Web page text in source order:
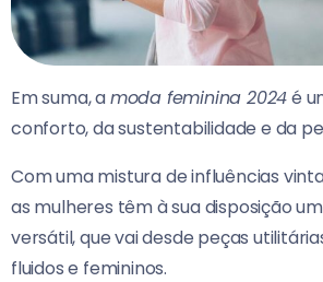
Em suma, amoda feminina 2024é
conforto, da sustentabilidade e da
Com uma mistura de influências
as mulheres têm à sua disposição
versátil, que vai desde peças
fluidos e femininos.